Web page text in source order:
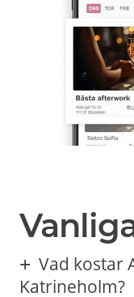
Vad kostar
Katrineholm?